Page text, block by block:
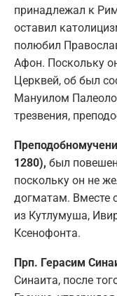
принадлежал к
оставил
полюбил
Афон. Поскольку
Церквей, об был
Мануилом
трезвения,
1280), был
поскольку он не
догматам. Вместе
из Кутлумуша,
Ксенофонта.
Прп. Герасим
Синаита, после